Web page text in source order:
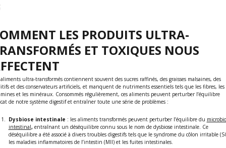
LES PRODUITS ULTRA-
ET TOXIQUES NOUS
aliments ultra-transformés contiennent souvent des sucres raffinés, des graisses malsaines, des
et des conservateurs artificiels, et manquent de nutriments essentiels tels que les fibres, les
et les minéraux. Consommés régulièrement, ces aliments peuvent perturber l’équilibre
de notre système digestif et entraîner toute une série de problèmes :
Dysbiose intestinale : les aliments transformés peuvent perturber l’équilibre du
intestinal,entraînant un déséquilibre connu sous le nom de dysbiose intestinale. Ce
déséquilibre a été associé à divers troubles digestifs tels que le syndrome du côlon irritable
les maladies inflammatoires de l’intestin (MII) et les fuites intestinales.